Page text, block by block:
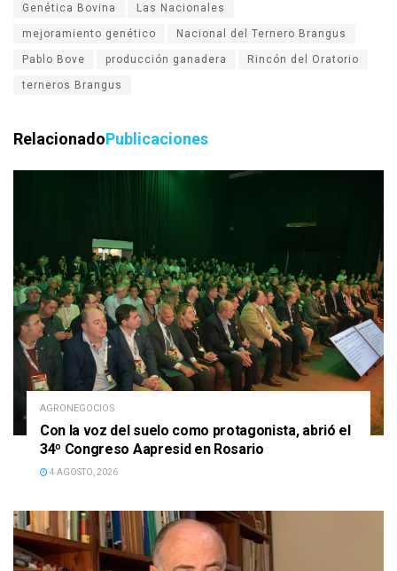
Genética Bovina Las Nacionales
mejoramiento genético Nacional del Ternero Brangus
Pablo Bove producción ganadera Rincón del Oratorio
terneros Brangus
RelacionadoPublicaciones
AGRONEGOCIOS
Con la voz del suelo como protagonista, abrió el
34º Congreso Aapresid en Rosario
4 AGOSTO, 2026